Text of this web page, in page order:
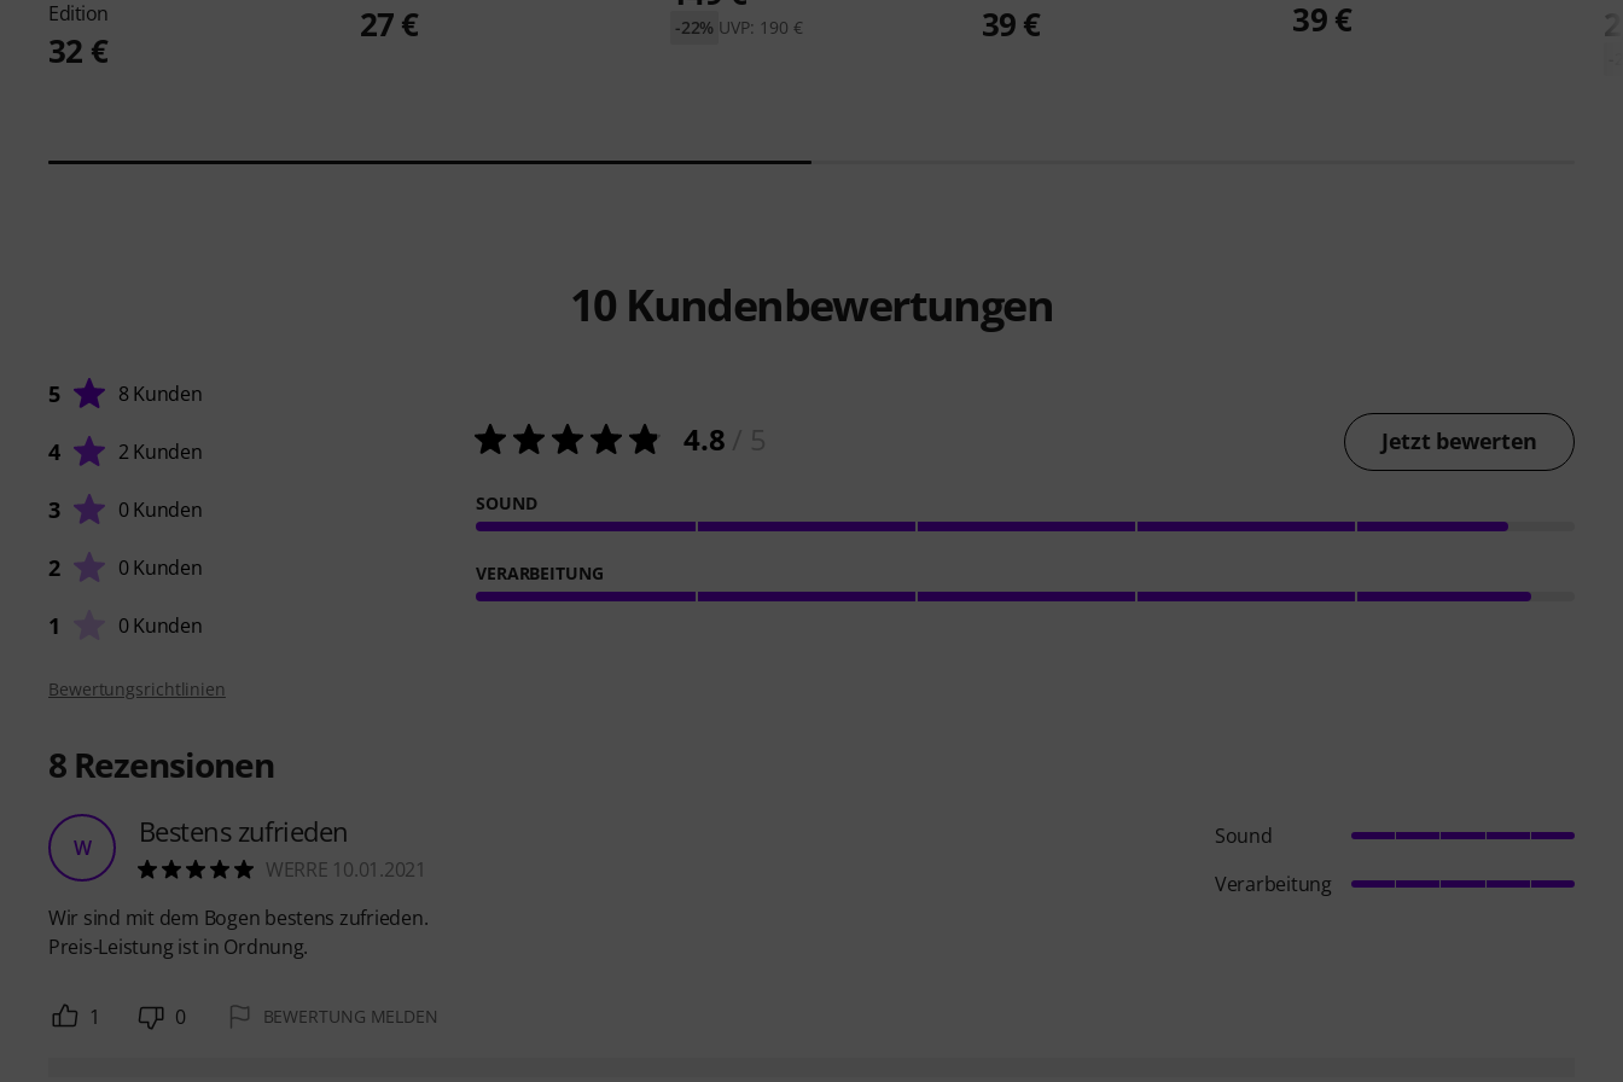
Edition
32 €
27 € UVP: 190 €
-22% 39 € 39 €
10 Kundenbewertungen
5 8 Kunden
4 2 Kunden
3 0 Kunden
2 0 Kunden
1 0 Kunden
4.8 Jetzt bewerten
SOUND
VERARBEITUNG
Bewertungsrichtlinien
8 Rezensionen
W Bestens zufrieden
WERRE 10.01.2021
Wir sind mit dem Bogen bestens zufrieden.
Preis-Leistung ist in Ordnung.
Sound
Verarbeitung
1 0 BEWERTUNG MELDEN